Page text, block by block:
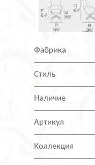
Фабрика
Стиль
Наличие
Артикул
Коллекция